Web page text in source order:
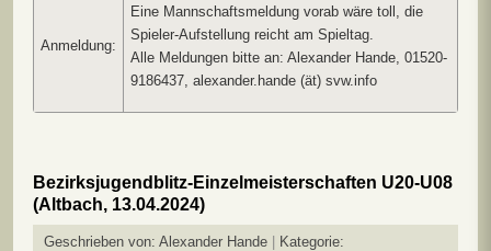
Anmeldung:
Eine Mannschaftsmeldung vorab wäre toll, die
Spieler-Aufstellung reicht am Spieltag.
Alle Meldungen bitte an: Alexander Hande, 01520-
9186437, alexander.hande (ät) svw.info
Bezirksjugendblitz-Einzelmeisterschaften U20-U08
(Altbach, 13.04.2024)
Geschrieben von: Alexander Hande
Kategorie: